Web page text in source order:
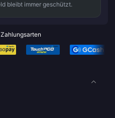
bleibt immer geschützt.